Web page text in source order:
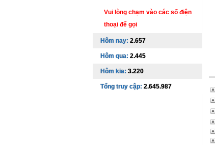
Vui lòng chạm vào các số điện
thoại để gọi
Hôm nay: 2.657
Hôm qua: 2.445
Hôm kia: 3.220
Tổng truy cập: 2.645.987